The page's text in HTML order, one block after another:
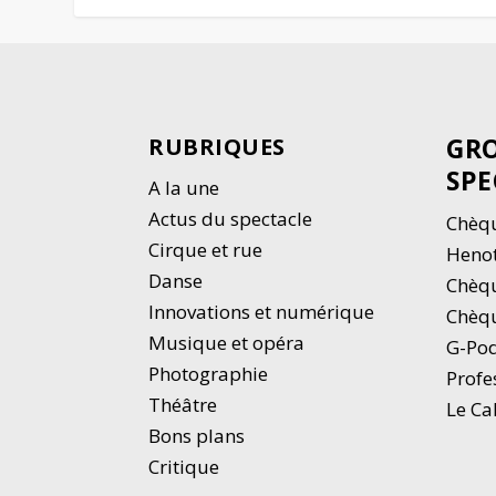
RUBRIQUES
A la une
Actus du spectacle
Cirque et rue
Danse
Innovations et numérique
Musique et opéra
Photographie
Théâtre
Bons plans
Critique
G-
Le